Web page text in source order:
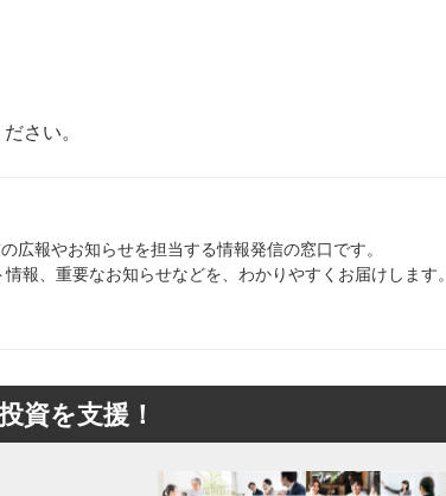
さい。
広報やお知らせを担当する情報発信の窓口です。
報、重要なお知らせなどを、わかりやすくお届けします。
資を支援！